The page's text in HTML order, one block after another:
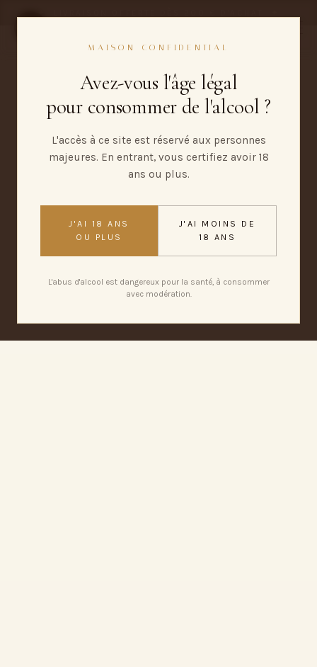
MAISON CONFIDENTIAL
Avez-vous l'âge légal
pour consommer de l'alcool ?
L'accès à ce site est réservé aux personnes
majeures. En entrant, vous certifiez avoir 18
ans ou plus.
J'AI 18 ANS
OU PLUS
J'AI MOINS DE
18 ANS
L'abus d'alcool est dangereux pour la santé, à consommer
avec modération.